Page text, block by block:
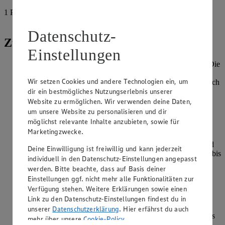
1 Prise
Zubereitung
Die Kichererbsen für 5 Minuten absieben, dann waschen. Die
verteilen, 2 Lagen Küchenpapier darüber legen und gründlich
trocken reiben. Dann die Haut der Erbsen abpulen. Die
Kichererbsen in einer heißen Pfanne mit Öl kross anbraten
und mit Paprikagewürz und Chili würzen. Zum Schluss
salzen.
Die Radieschen waschen und in feine Scheiben schneiden.
Den Spargel schälen, die trockenen Enden abschneiden und
den Spargel in Salzwasser gar kochen. Dann einen kleinen bis
mittelgroßen Topf zur Hälfte bis zwei Drittel mit Wasser
füllen und zum Kochen bringen, den Weißweinessig
hinzugeben.
Ein Ei in eine kleine Schale aufschlagen. Wenn das Wasser
kocht (es sollte nicht zu sehr sprudeln) mit einem Esslöffel
o.ä. durch Rühren einen Strudel im Topf erzeugen, dann das
Datenschutz-
Einstellungen
Wir setzen Cookies und andere Technologien ein, um
dir ein bestmögliches Nutzungserlebnis unserer
Website zu ermöglichen. Wir verwenden deine Daten,
um unsere Website zu personalisieren und dir
möglichst relevante Inhalte anzubieten, sowie für
Marketingzwecke.
Deine Einwilligung ist freiwillig und kann jederzeit
individuell in den Datenschutz-Einstellungen angepasst
werden. Bitte beachte, dass auf Basis deiner
Einstellungen ggf. nicht mehr alle Funktionalitäten zur
Verfügung stehen. Weitere Erklärungen sowie einen
Link zu den Datenschutz-Einstellungen findest du in
unserer Datenschutzerklärung. Hier erfährst du auch
mehr über unsereCookie-Policy.